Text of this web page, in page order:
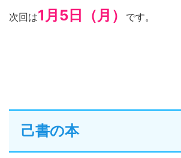
次回は1月5日（月） です。
己書の本